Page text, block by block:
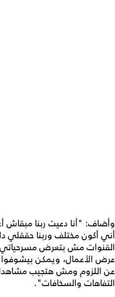
وأضاف: "أنا دعيت ربنا
أني أكون مختلف وربنا حققلي
القنوات مش بتعرض
عرض الأعمال، ويمكن بيشوفوا
عن اللزوم ومش هتجيب
التفاهات والسخافات".